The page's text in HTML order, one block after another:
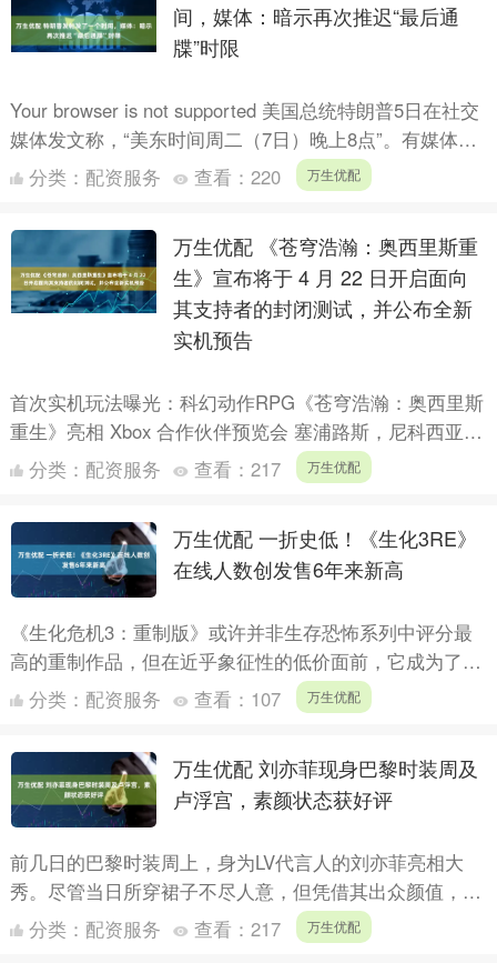
间，媒体：暗示再次推迟“最后通
牒”时限
Your browser is not supported 美国总统特朗普5日在社交
媒体发文称，“美东时间周二（7日）晚上8点”。有媒体解
读认为，这是他再次推迟....
分类： 配资服务 查看： 220 万生优配
万生优配 《苍穹浩瀚：奥西里斯重
生》宣布将于 4 月 22 日开启面向
其支持者的封闭测试，并公布全新
实机预告
首次实机玩法曝光：科幻动作RPG《苍穹浩瀚：奥西里斯
重生》亮相 Xbox 合作伙伴预览会 塞浦路斯，尼科西亚，
2026年3月26日 ——很快，《苍穹浩瀚：奥西里....
分类： 配资服务 查看： 217 万生优配
万生优配 一折史低！《生化3RE》
在线人数创发售6年来新高
《生化危机3：重制版》或许并非生存恐怖系列中评分最
高的重制作品，但在近乎象征性的低价面前，它成为了该
类型游戏爱好者难以忽视的选择，这一点也得到了 Steam
分类： 配资服务 查看： 107 万生优配
万生优配 刘亦菲现身巴黎时装周及
卢浮宫，素颜状态获好评
前几日的巴黎时装周上，身为LV代言人的刘亦菲亮相大
秀。尽管当日所穿裙子不尽人意，但凭借其出众颜值，整
体表现尚算差强人意。 大秀结束后，刘亦菲并未急于回
国，而是继....
分类： 配资服务 查看： 217 万生优配